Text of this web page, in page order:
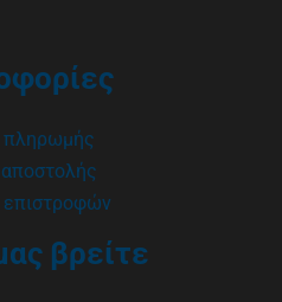
πληρωμής
επιστροφών
βρείτε